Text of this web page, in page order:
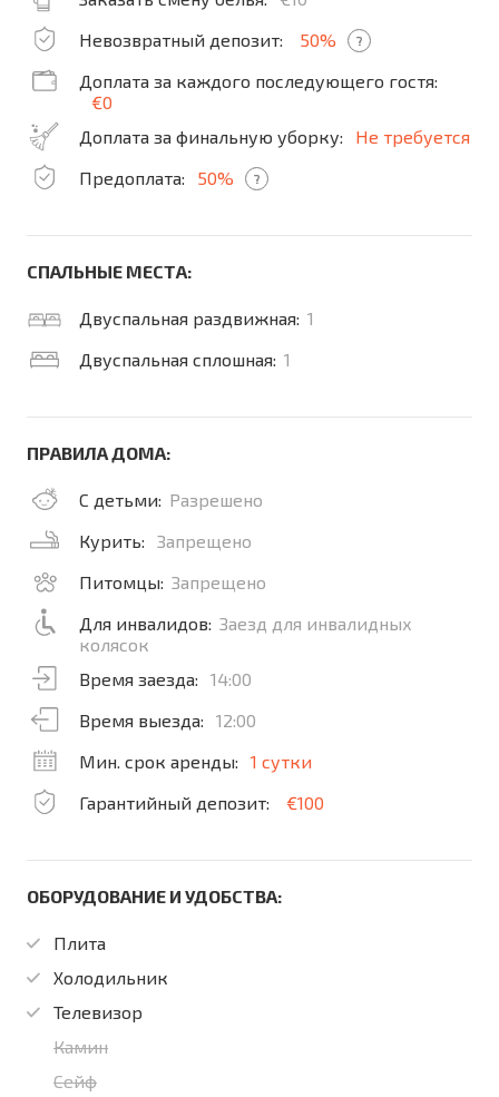
Невозвратный депозит:
50% ?
Доплата за каждого последующего гостя:
€0
Доплата за финальную уборку:
Не требуется
Предоплата:
50% ?
СПАЛЬНЫЕ МЕСТА:
Двуспальная раздвижная: 1
Двуспальная сплошная: 1
ПРАВИЛА ДОМА:
С детьми: Разрешено
Курить:
Запрещено
Питомцы: Запрещено
Для инвалидов: Заезд для инвалидных
колясок
Время заезда:
14:00
Время выезда:
12:00
Мин. срок аренды:
1 сутки
Гарантийный депозит:
€100
ОБОРУДОВАНИЕ И УДОБСТВА:
Плита
Холодильник
Телевизор
Камин
Сейф